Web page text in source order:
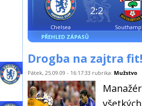
Chelsea
2:2
PŘEHLED ZÁPASŮ
Drogba na zajtra fit!
Pátek, 25.09.09 - 16:17:33 rubrika: Mužstvo